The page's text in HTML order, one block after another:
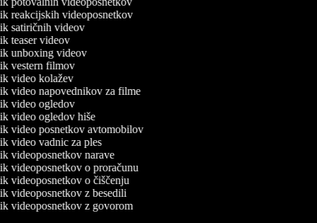
reakcijskih videoposnetkov
satiričnih videov
teaser videov
unboxing videov
vestern filmov
video kolažev
video napovednikov za filme
video ogledov
video ogledov hiše
video posnetkov avtomobilov
video vadnic za ples
videoposnetkov narave
videoposnetkov o proračunu
videoposnetkov o čiščenju
videoposnetkov z besedili
videoposnetkov z govorom